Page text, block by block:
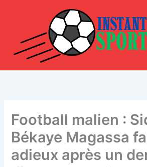
Football malien :
Békaye Magassa
adieux après un